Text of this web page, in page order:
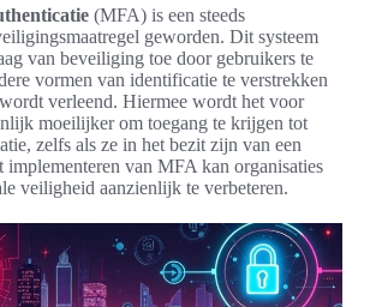
(MFA) is een steeds
geworden. Dit systeem
van beveiliging toe door gebruikers te
vormen van identificatie te verstrekken
verleend. Hiermee wordt het voor
moeilijker om toegang te krijgen tot
zelfs als ze in het bezit zijn van een
van MFA kan organisaties
veiligheid aanzienlijk te verbeteren.